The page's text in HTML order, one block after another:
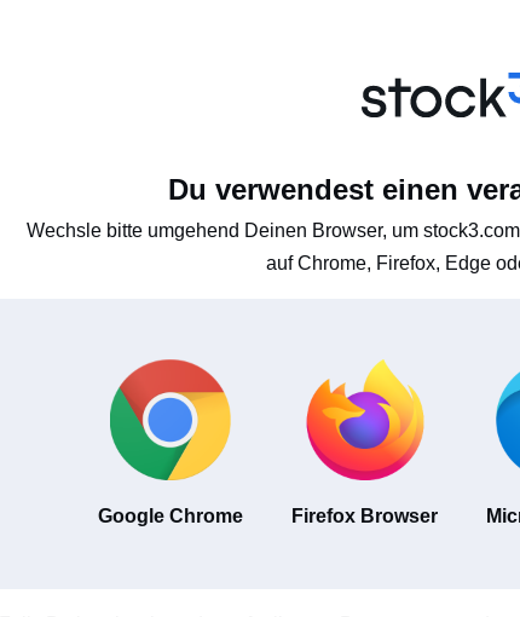
Du verwendest einen
Wechsle bitte umgehend Deinen Browser, um
auf Chrome, Firefox, Edge
Google Chrome Firefox Browser